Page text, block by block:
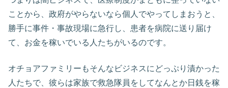
ことから、政府がやらないなら個人でやってしまおうと、
勝手に事件・事故現場に急行し、患者を病院に送り届け
て、お金を稼いでいる人たちがいるのです。
オチョアファミリーもそんなビジネスにどっぷり漬かった
人たちで、彼らは家族で救急隊員をしてなんとか日銭を稼